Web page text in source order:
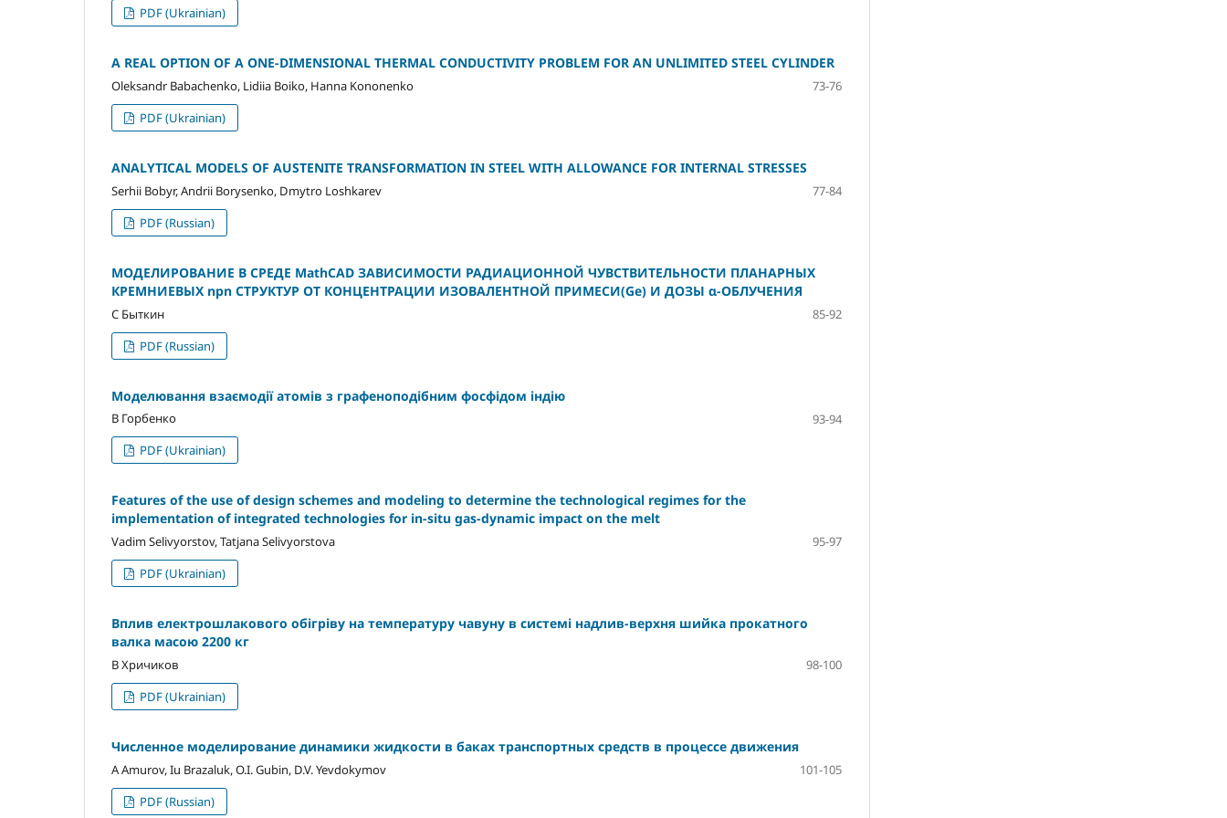
PDF (Ukrainian)
A REAL OPTION OF A ONE-DIMENSIONAL THERMAL CONDUCTIVITY PROBLEM FOR AN UNLIMITED STEEL CYLINDER
Oleksandr Babachenko, Lidiia Boiko, Hanna Kononenko
73-76
PDF (Ukrainian)
ANALYTICAL MODELS OF AUSTENITE TRANSFORMATION IN STEEL WITH ALLOWANCE FOR INTERNAL STRESSES
Serhii Bobyr, Andrii Borysenko, Dmytro Loshkarev
77-84
PDF (Russian)
МОДЕЛИРОВАНИЕ В СРЕДЕ MathCAD ЗАВИСИМОСТИ РАДИАЦИОННОЙ ЧУВСТВИТЕЛЬНОСТИ ПЛАНАРНЫХ
КРЕМНИЕВЫХ npn СТРУКТУР ОТ КОНЦЕНТРАЦИИ ИЗОВАЛЕНТНОЙ ПРИМЕСИ(Ge) И ДОЗЫ α-ОБЛУЧЕНИЯ
С Быткин
85-92
PDF (Russian)
Моделювання взаємодії атомів з графеноподібним фосфідом індію
В Горбенко
93-94
PDF (Ukrainian)
Features of the use of design schemes and modeling to determine the technological regimes for the
implementation of integrated technologies for in-situ gas-dynamic impact on the melt
Vadim Selivyorstov, Tatjana Selivyorstova
95-97
PDF (Ukrainian)
Вплив електрошлакового обігріву на температуру чавуну в системі надлив-верхня шийка прокатного
валка масою 2200 кг
В Хричиков
98-100
PDF (Ukrainian)
Численное моделирование динамики жидкости в баках транспортных средств в процессе движения
A Amurov, Iu Brazaluk, О.I. Gubin, D.V. Yevdokymov
101-105
PDF (Russian)